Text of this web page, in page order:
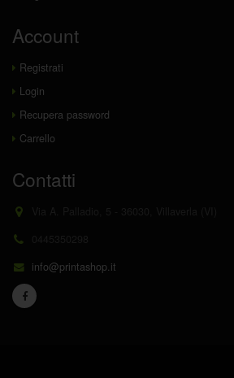
Account
Registrati
Login
Recupera password
Carrello
Contatti
info@printashop.it